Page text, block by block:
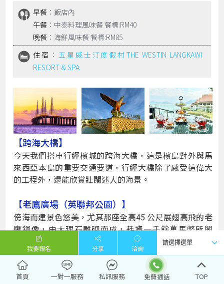
我要報名 分享 洽詢
早餐 ：飯店內
午餐 ：中泰料理風味餐 餐標:RM40
晚餐 ：海鮮風味餐 餐標:RM85
住宿 ： 五星威士汀度假村THE WESTIN LANGKAWI
RESORT & SPA
【跨海大橋】
今天我們搭車行經檳城的跨海大橋，這是檳島對外與馬
來西亞本島的重要交通要道，行經大橋除了感受這偉大
的工程外，還能欣賞壯闊迷人的海景。
【老鷹廣場（英聯邦公園）】
傍海而建景色悠美，尤其那座全高45 公尺展翅高飛的老
鷹銅像，由大理石雕砌而成，耗資一千餘萬馬幣所興
建，不但是蘭卡威傳奇故事的代表性建築，也隱喻著生
生不息的繁榮景象。沿途可經過水果攤，您可自由購買
新鮮廉價的熱帶水果，帶回飯店內大快朵頤一番。
首頁 一對一服務 私訊服務 TOP